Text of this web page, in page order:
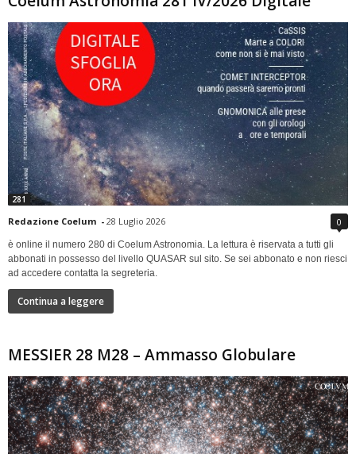
281
Redazione Coelum - 28 Luglio 2026 0
è online il numero 280 di Coelum Astronomia. La lettura è riservata a tutti gli
abbonati in possesso del livello QUASAR sul sito. Se sei abbonato e non riesci
ad accedere contatta la segreteria.
Continua a leggere
MESSIER 28 M28 – Ammasso Globulare